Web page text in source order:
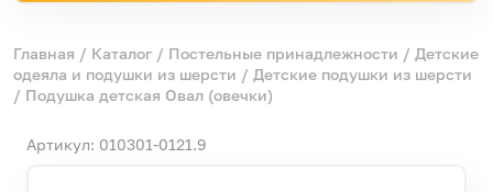
Главная / Каталог / Постельные принадлежности / Детские
одеяла и подушки из шерсти / Детские подушки из шерсти
/ Подушка детская Овал (овечки)
Артикул: 010301-0121.9